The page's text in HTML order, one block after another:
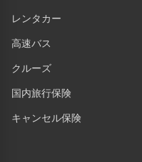
レンタカー
高速バス
クルーズ
国内旅行保険
キャンセル保険